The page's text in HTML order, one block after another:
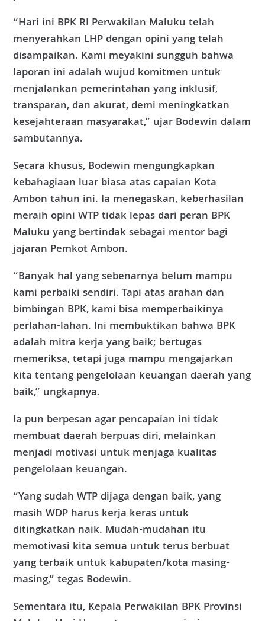
“Hari ini BPK RI Perwakilan Maluku telah
menyerahkan LHP dengan opini yang telah
disampaikan. Kami meyakini sungguh bahwa
laporan ini adalah wujud komitmen untuk
menjalankan pemerintahan yang inklusif,
transparan, dan akurat, demi meningkatkan
kesejahteraan masyarakat,” ujar Bodewin dalam
sambutannya.
Secara khusus, Bodewin mengungkapkan
kebahagiaan luar biasa atas capaian Kota
Ambon tahun ini. Ia menegaskan, keberhasilan
meraih opini WTP tidak lepas dari peran BPK
Maluku yang bertindak sebagai mentor bagi
jajaran Pemkot Ambon.
“Banyak hal yang sebenarnya belum mampu
kami perbaiki sendiri. Tapi atas arahan dan
bimbingan BPK, kami bisa memperbaikinya
perlahan-lahan. Ini membuktikan bahwa BPK
adalah mitra kerja yang baik; bertugas
memeriksa, tetapi juga mampu mengajarkan
kita tentang pengelolaan keuangan daerah yang
baik,” ungkapnya.
Ia pun berpesan agar pencapaian ini tidak
membuat daerah berpuas diri, melainkan
menjadi motivasi untuk menjaga kualitas
pengelolaan keuangan.
“Yang sudah WTP dijaga dengan baik, yang
masih WDP harus kerja keras untuk
ditingkatkan naik. Mudah-mudahan itu
memotivasi kita semua untuk terus berbuat
yang terbaik untuk kabupaten/kota masing-
masing,” tegas Bodewin.
Sementara itu, Kepala Perwakilan BPK Provinsi